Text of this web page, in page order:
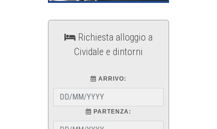
Richiesta alloggio a
Cividale e dintorni
ARRIVO:
PARTENZA: